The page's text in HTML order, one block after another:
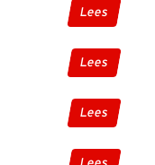
Lees
Lees
Lees